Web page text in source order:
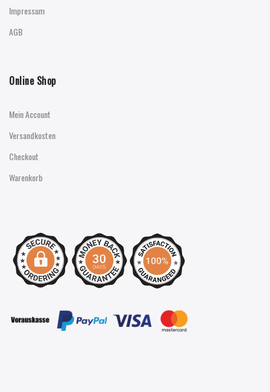
Impressum
AGB
Online Shop
Mein Account
Versandkosten
Checkout
Warenkorb